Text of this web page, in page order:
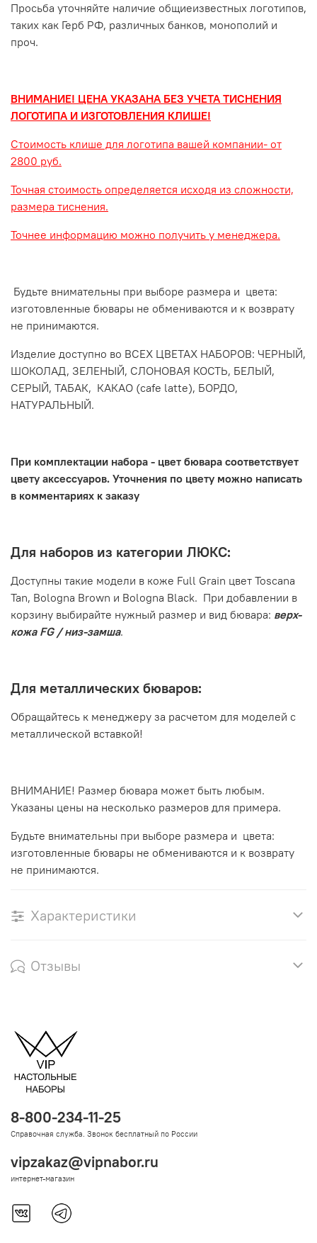
Просьба уточняйте наличие общиеизвестных логотипов,
таких как Герб РФ, различных банков, монополий и
проч.
ВНИМАНИЕ! ЦЕНА УКАЗАНА БЕЗ УЧЕТА ТИСНЕНИЯ
ЛОГОТИПА И ИЗГОТОВЛЕНИЯ КЛИШЕ!
Стоимость клише для логотипа вашей компании- от
2800 руб.
Точная стоимость определяется исходя из сложности,
размера тиснения.
Точнее информацию можно получить у менеджера.
Будьте внимательны при выборе размера и цвета:
изготовленные бювары не обмениваются и к возврату
не принимаются.
Изделие доступно во ВСЕХ ЦВЕТАХ НАБОРОВ: ЧЕРНЫЙ,
ШОКОЛАД, ЗЕЛЕНЫЙ, СЛОНОВАЯ КОСТЬ, БЕЛЫЙ,
СЕРЫЙ, ТАБАК, КАКАО (cafe latte), БОРДО,
НАТУРАЛЬНЫЙ.
При комплектации набора - цвет бювара соответствует
цвету аксессуаров. Уточнения по цвету можно написать
в комментариях к заказу
Для наборов из категории ЛЮКС:
Доступны такие модели в коже Full Grain цвет Toscana
Tan, Bologna Brown и Bologna Black. При добавлении в
корзину выбирайте нужный размер и вид бювара: верх-
кожа FG / низ-замша.
Для металлических бюваров:
Обращайтесь к менеджеру за расчетом для моделей с
металлической вставкой!
ВНИМАНИЕ! Размер бювара может быть любым.
Указаны цены на несколько размеров для примера.
Будьте внимательны при выборе размера и цвета:
изготовленные бювары не обмениваются и к возврату
не принимаются.
Характеристики
Отзывы
8-800-234-11-25
Справочная служба. Звонок бесплатный по России
vipzakaz@vipnabor.ru
интернет-магазин